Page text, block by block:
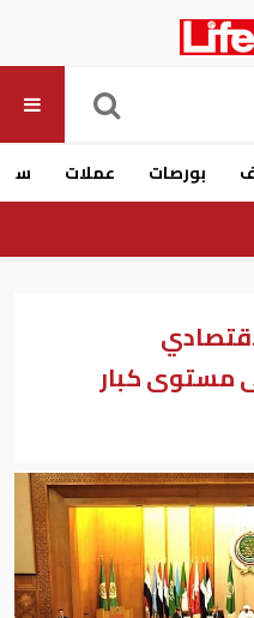
بورصات عملات
مستوى كبار